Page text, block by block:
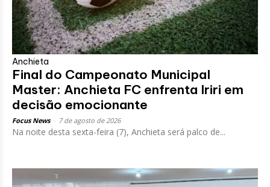
Anchieta
Final do Campeonato Municipal
Master: Anchieta FC enfrenta Iriri em
decisão emocionante
Focus News 7 de agosto de 2026
Na noite desta sexta-feira (7), Anchieta será palco de...